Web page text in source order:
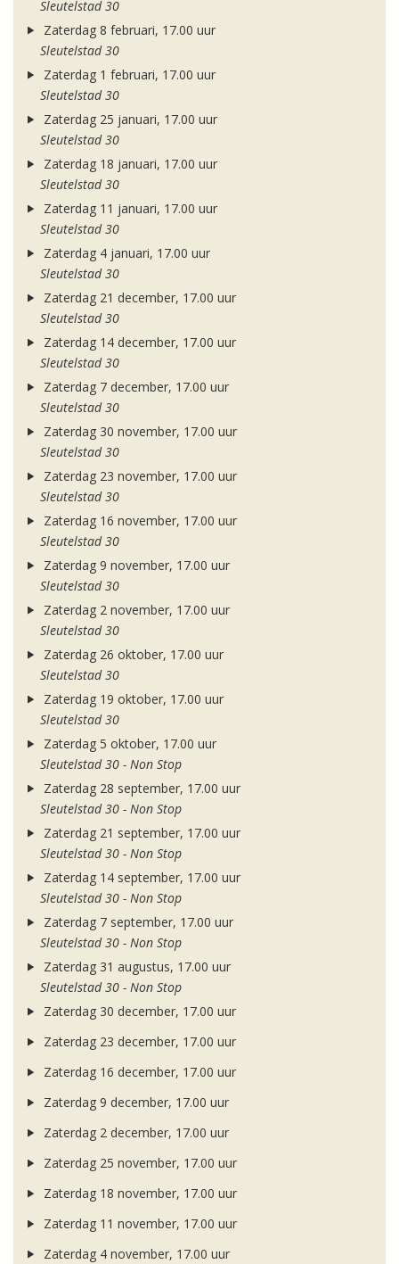
Sleutelstad 30
Zaterdag 8 februari, 17.00 uur
Sleutelstad 30
Zaterdag 1 februari, 17.00 uur
Sleutelstad 30
Zaterdag 25 januari, 17.00 uur
Sleutelstad 30
Zaterdag 18 januari, 17.00 uur
Sleutelstad 30
Zaterdag 11 januari, 17.00 uur
Sleutelstad 30
Zaterdag 4 januari, 17.00 uur
Sleutelstad 30
Zaterdag 21 december, 17.00 uur
Sleutelstad 30
Zaterdag 14 december, 17.00 uur
Sleutelstad 30
Zaterdag 7 december, 17.00 uur
Sleutelstad 30
Zaterdag 30 november, 17.00 uur
Sleutelstad 30
Zaterdag 23 november, 17.00 uur
Sleutelstad 30
Zaterdag 16 november, 17.00 uur
Sleutelstad 30
Zaterdag 9 november, 17.00 uur
Sleutelstad 30
Zaterdag 2 november, 17.00 uur
Sleutelstad 30
Zaterdag 26 oktober, 17.00 uur
Sleutelstad 30
Zaterdag 19 oktober, 17.00 uur
Sleutelstad 30
Zaterdag 5 oktober, 17.00 uur
Sleutelstad 30 - Non Stop
Zaterdag 28 september, 17.00 uur
Sleutelstad 30 - Non Stop
Zaterdag 21 september, 17.00 uur
Sleutelstad 30 - Non Stop
Zaterdag 14 september, 17.00 uur
Sleutelstad 30 - Non Stop
Zaterdag 7 september, 17.00 uur
Sleutelstad 30 - Non Stop
Zaterdag 31 augustus, 17.00 uur
Sleutelstad 30 - Non Stop
Zaterdag 30 december, 17.00 uur
Zaterdag 23 december, 17.00 uur
Zaterdag 16 december, 17.00 uur
Zaterdag 9 december, 17.00 uur
Zaterdag 2 december, 17.00 uur
Zaterdag 25 november, 17.00 uur
Zaterdag 18 november, 17.00 uur
Zaterdag 11 november, 17.00 uur
Zaterdag 4 november, 17.00 uur